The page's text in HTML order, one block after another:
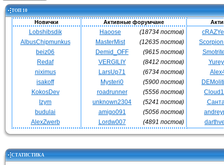
ТОП 10
Новички Активные форумчане
Lobshibsdik
AlbusChipmunkus
beiz06
Redaf
niximus
isakoff
KokosDev
Izym
budulai
AlexZwerb
Haoose
(18734 постов)
MasterMist
(12635 постов)
Demid_OFF
(9615 постов)
VERGILIY
(8412 постов)
LarsUp71
(6734 постов)
Mysteri0
(5900 постов)
roadrunner
(5556 постов)
unknown2304
(5241 постов)
amigo091
(5056 постов)
Lordw007
(4891 постов)
СТАТИСТИКА